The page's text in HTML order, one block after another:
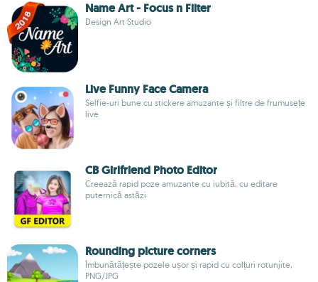
Name Art - Focus n Filter
Design Art Studio
Live Funny Face Camera
Selfie-uri bune cu stickere amuzante și filtre de frumusețe
live
CB Girlfriend Photo Editor
Creează rapid poze amuzante cu iubită, cu editare
puternică astăzi
Rounding picture corners
Îmbunătățește pozele ușor și rapid cu colțuri rotunjite,
PNG/JPG